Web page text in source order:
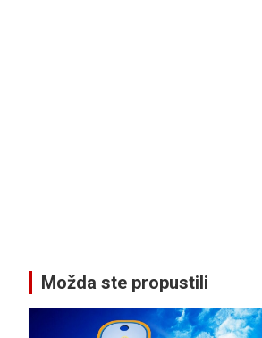
Možda ste propustili